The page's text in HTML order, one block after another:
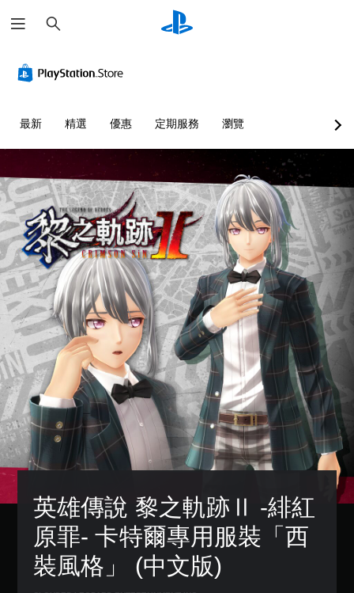
尋
最新 精選 優惠 定期服務 瀏覽
英雄傳說 黎之軌跡Ⅱ -緋紅
原罪- 卡特爾專用服裝「西
裝風格」 (中文版)